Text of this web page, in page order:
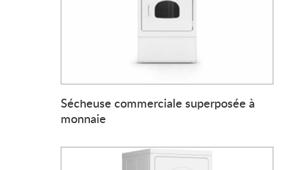
Sécheuse commerciale superposée à
monnaie